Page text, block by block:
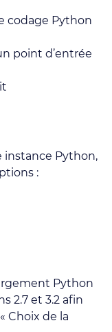
codage Python
point d’entrée
instance Python,
:
Python
2.7 et 3.2 afin
Choix de la